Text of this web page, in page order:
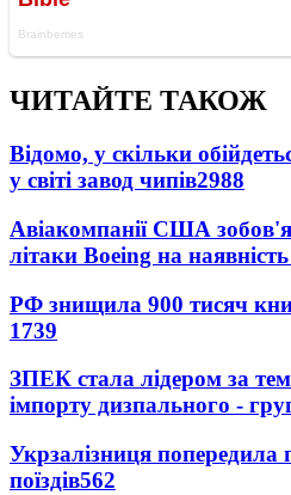
ЧИТАЙТЕ ТАКОЖ
Відомо, у скільки
у світі завод чипів2988
Авіакомпанії США
літаки Boeing на
РФ знищила 900 тисяч
1739
ЗПЕК стала лідером за
імпорту дизпального -
Укрзалізниця попередила
поїздів562